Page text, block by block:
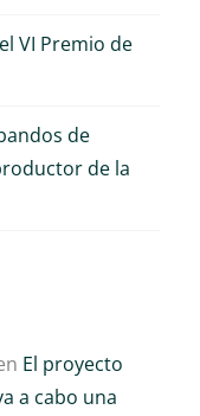
VI Premio de
de
de la
El proyecto
a cabo una